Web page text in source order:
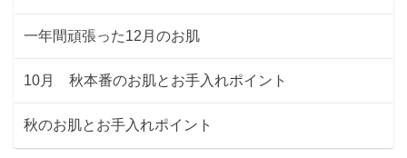
一年間頑張った12月のお肌
10月 秋本番のお肌とお手入れポイント
秋のお肌とお手入れポイント